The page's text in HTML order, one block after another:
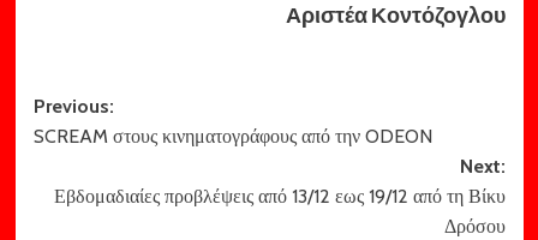
Αριστέα Κοντόζογλου
Post
navigation
Previous:
SCREAM στους κινηματογράφους από την ODEON
Next:
Εβδομαδιαίες προβλέψεις από 13/12 εως 19/12 από τη Βίκυ
Δρόσου